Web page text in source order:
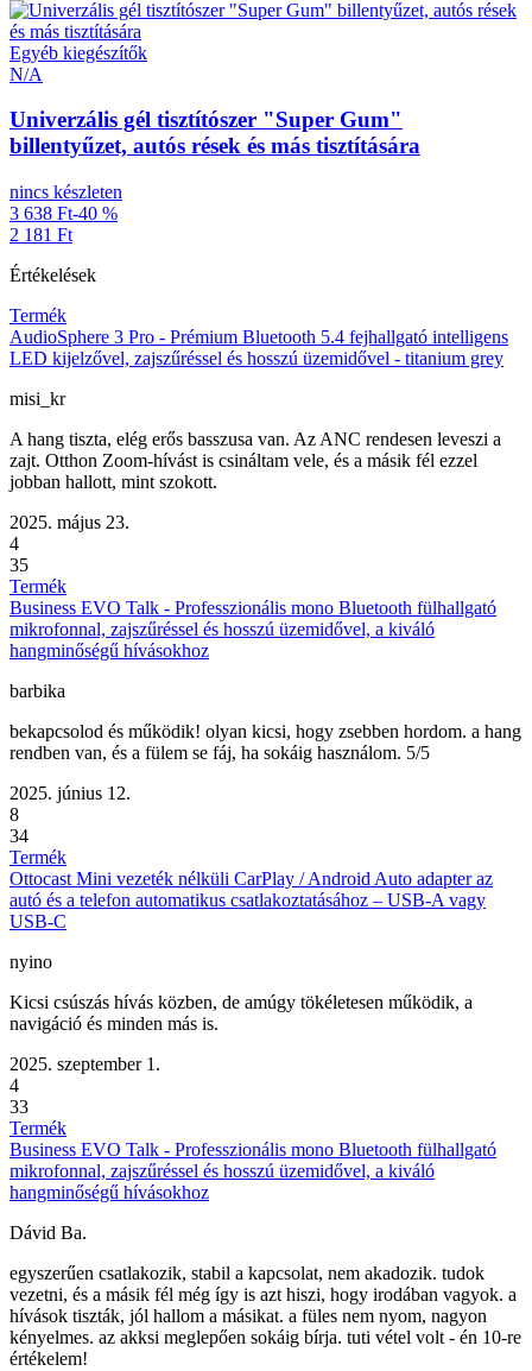
Egyéb kiegészítők
N/A
Univerzális gél tisztítószer "Super Gum"
billentyűzet, autós rések és más tisztítására
nincs készleten
3 638 Ft-40 %
2 181 Ft
Értékelések
Termék
AudioSphere 3 Pro - Prémium Bluetooth 5.4 fejhallgató intelligens
LED kijelzővel, zajszűréssel és hosszú üzemidővel - titanium grey
misi_kr
A hang tiszta, elég erős basszusa van. Az ANC rendesen leveszi a
zajt. Otthon Zoom-hívást is csináltam vele, és a másik fél ezzel
jobban hallott, mint szokott.
2025. május 23.
4
35
Termék
Business EVO Talk - Professzionális mono Bluetooth fülhallgató
mikrofonnal, zajszűréssel és hosszú üzemidővel, a kiváló
hangminőségű hívásokhoz
barbika
bekapcsolod és működik! olyan kicsi, hogy zsebben hordom. a hang
rendben van, és a fülem se fáj, ha sokáig használom. 5/5
2025. június 12.
8
34
Termék
Ottocast Mini vezeték nélküli CarPlay / Android Auto adapter az
autó és a telefon automatikus csatlakoztatásához – USB-A vagy
USB-C
nyino
Kicsi csúszás hívás közben, de amúgy tökéletesen működik, a
navigáció és minden más is.
2025. szeptember 1.
4
33
Termék
Business EVO Talk - Professzionális mono Bluetooth fülhallgató
mikrofonnal, zajszűréssel és hosszú üzemidővel, a kiváló
hangminőségű hívásokhoz
Dávid Ba.
egyszerűen csatlakozik, stabil a kapcsolat, nem akadozik. tudok
vezetni, és a másik fél még így is azt hiszi, hogy irodában vagyok. a
hívások tiszták, jól hallom a másikat. a füles nem nyom, nagyon
kényelmes. az akksi meglepően sokáig bírja. tuti vétel volt - én 10-re
értékelem!